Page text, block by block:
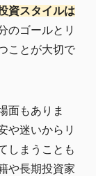
資スタイルは
のゴールとリ
ことが大切で
面もありま
や迷いからリ
しまうことも
や長期投資家